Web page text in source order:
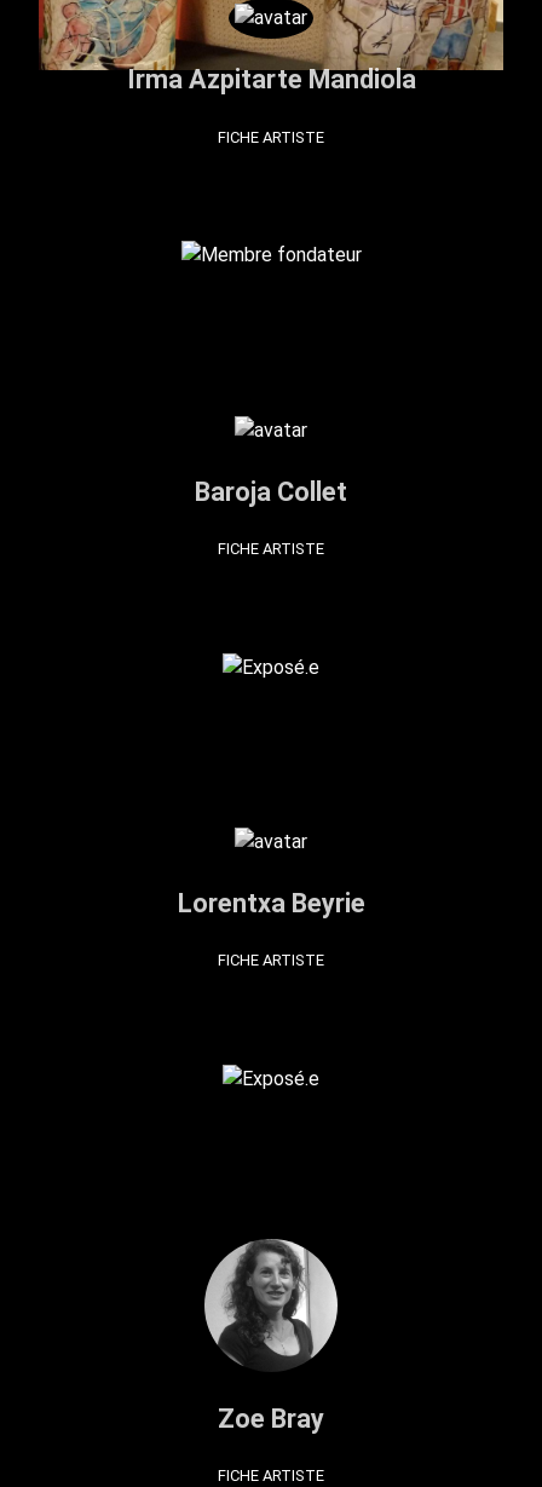
Irma Azpitarte Mandiola
FICHE ARTISTE
Baroja Collet
FICHE ARTISTE
Lorentxa Beyrie
FICHE ARTISTE
Zoe Bray
FICHE ARTISTE